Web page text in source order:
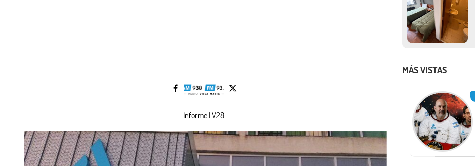
Informe LV28
MÁS VISTAS